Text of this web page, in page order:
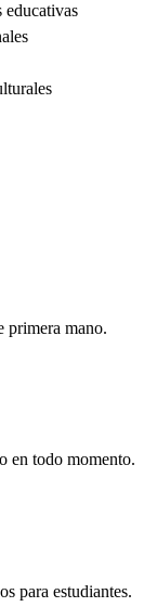
educativas
primera mano.
en todo momento.
para estudiantes.